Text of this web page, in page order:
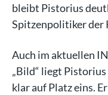
bleibt Pistorius
Spitzenpolitiker der
Auch im aktuellen
„Bild“ liegt
klar auf Platz eins.